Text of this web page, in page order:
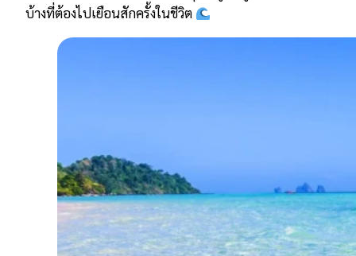
บ้างที่ต้องไปเยือนสักครั้งในชีวิต